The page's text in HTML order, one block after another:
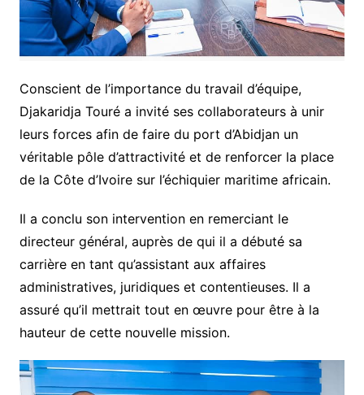
Conscient de l’importance du travail d’équipe,
Djakaridja Touré a invité ses collaborateurs à unir
leurs forces afin de faire du port d’Abidjan un
véritable pôle d’attractivité et de renforcer la place
de la Côte d’Ivoire sur l’échiquier maritime africain.
Il a conclu son intervention en remerciant le
directeur général, auprès de qui il a débuté sa
carrière en tant qu’assistant aux affaires
administratives, juridiques et contentieuses. Il a
assuré qu’il mettrait tout en œuvre pour être à la
hauteur de cette nouvelle mission.